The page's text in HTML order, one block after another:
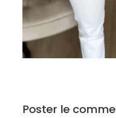
Poster le